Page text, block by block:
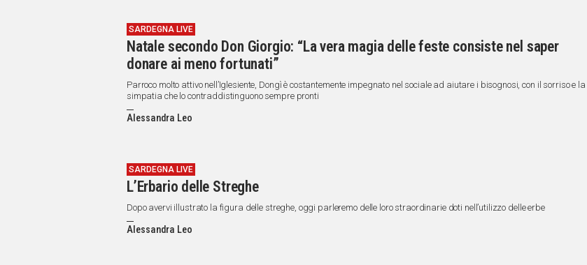
SARDEGNA LIVE
Natale secondo Don Giorgio: “La vera magia delle feste consiste nel saper
donare ai meno fortunati”
Parroco molto attivo nell’Iglesiente, Dongì è costantemente impegnato nel sociale ad aiutare i bisognosi, con il sorriso e la
simpatia che lo contraddistinguono sempre pronti
Alessandra Leo
SARDEGNA LIVE
L’Erbario delle Streghe
Dopo avervi illustrato la figura delle streghe, oggi parleremo delle loro straordinarie doti nell’utilizzo delle erbe
Alessandra Leo